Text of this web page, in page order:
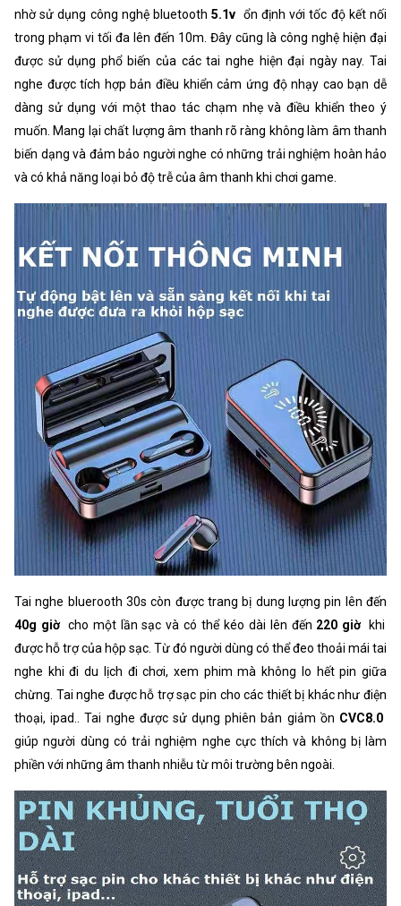
nhờ sử dụng công nghệ bluetooth5.1v ổn định với tốc độ kết nối
trong phạm vi tối đa lên đến 10m. Đây cũng là công nghệ hiện đại
được sử dụng phổ biến của các tai nghe hiện đại ngày nay. Tai
nghe được tích hợp bản điều khiển cảm ứng độ nhạy cao bạn dễ
dàng sử dụng với một thao tác chạm nhẹ và điều khiển theo ý
muốn. Mang lại chất lượng âm thanh rõ ràng không làm âm thanh
biến dạng và đảm bảo người nghe có những trải nghiệm hoàn hảo
và có khả năng loại bỏ độ trễ của âm thanh khi chơi game.
Tai nghe bluerooth 30s còn được trang bị dung lượng pin lên đến
40g giờ cho một lần sạc và có thể kéo dài lên đến 220 giờ khi
được hỗ trợ của hộp sạc. Từ đó người dùng có thể đeo thoải mái tai
nghe khi đi du lịch đi chơi, xem phim mà không lo hết pin giữa
chừng. Tai nghe được hỗ trợ sạc pin cho các thiết bị khác như điện
thoại, ipad.. Tai nghe được sử dụng phiên bản giảm ồn CVC8.0
giúp người dùng có trải nghiệm nghe cực thích và không bị làm
phiền với những âm thanh nhiễu từ môi trường bên ngoài.